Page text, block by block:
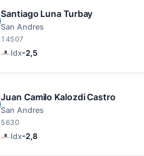
Santiago Luna Turbay
San Andres
14507
Idx-2,5
Juan Camilo Kalozdi Castro
San Andres
5630
Idx-2,8